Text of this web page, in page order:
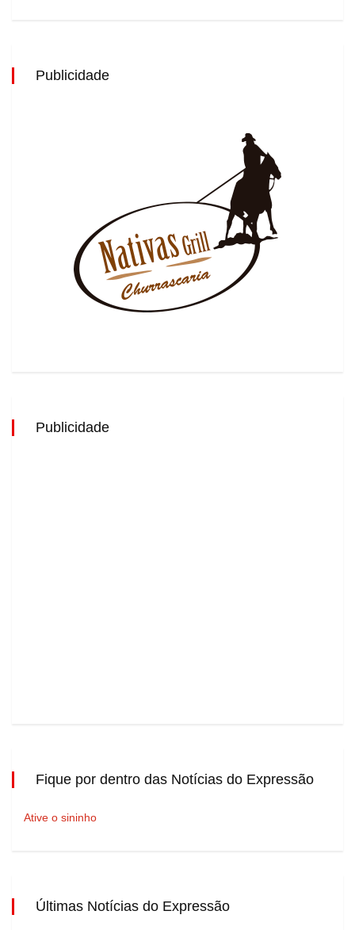
Publicidade
Publicidade
Fique por dentro das Notícias do Expressão
Ative o sininho
Últimas Notícias do Expressão